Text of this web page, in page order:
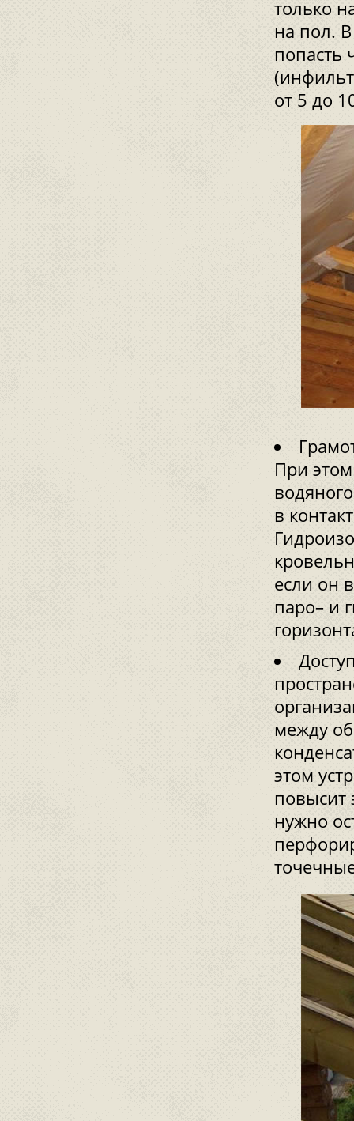
только
на пол.
попасть
от 5 до
При
в
если он
паро–­ и
между
этом
повысит
нужно